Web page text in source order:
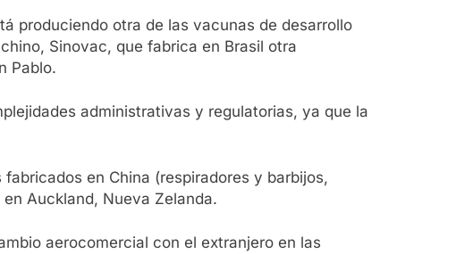
produciendo otra de las vacunas de desarrollo
Sinovac, que fabrica en Brasil otra
Pablo.
administrativas y regulatorias, ya que la
en China (respiradores y barbijos,
Auckland, Nueva Zelanda.
aerocomercial con el extranjero en las